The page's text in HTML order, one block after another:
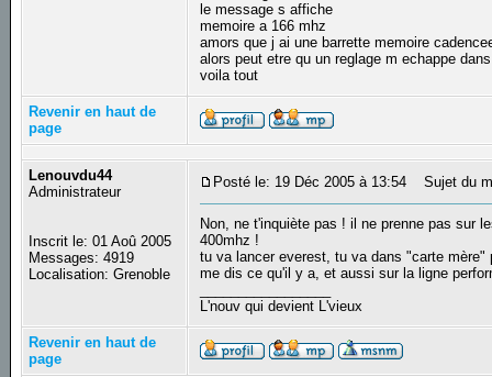
le message s affiche
memoire a 166 mhz
amors que j ai une barrette memoire
alors peut etre qu un reglage m echappe
voila tout
Revenir en haut de
page
Lenouvdu44
Administrateur
Inscrit le: 01 Aoû 2005
Messages: 4919
Localisation: Grenoble
Posté le: 19 Déc 2005 à 13:54 Sujet du
Non, ne t'inquiète pas ! il ne prenne pas sur
400mhz !
tu va lancer everest, tu va dans "carte
me dis ce qu'il y a, et aussi sur la ligne
L'nouv qui devient L'vieux
Revenir en haut de
page